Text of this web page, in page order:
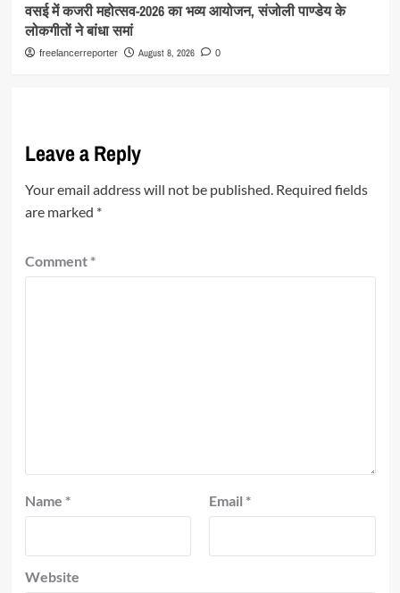
वसई में कजरी महोत्सव-2026 का भव्य आयोजन, संजोली पाण्डेय के
लोकगीतों ने बांधा समां
freelancerreporter August 8, 2026 0
Leave a Reply
Your email address will not be published. Required fields
are marked *
Comment *
Name * Email *
Website